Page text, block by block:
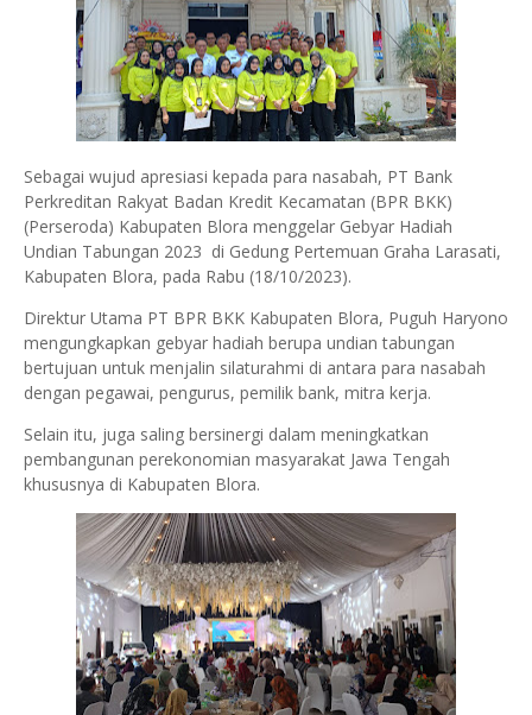
Sebagai wujud apresiasi kepada para nasabah, PT Bank
Perkreditan Rakyat Badan Kredit Kecamatan (BPR BKK)
(Perseroda) Kabupaten Blora menggelar Gebyar Hadiah
Undian Tabungan 2023 di Gedung Pertemuan Graha Larasati,
Kabupaten Blora, pada Rabu (18/10/2023).
Direktur Utama PT BPR BKK Kabupaten Blora, Puguh Haryono
mengungkapkan gebyar hadiah berupa undian tabungan
bertujuan untuk menjalin silaturahmi di antara para nasabah
dengan pegawai, pengurus, pemilik bank, mitra kerja.
Selain itu, juga saling bersinergi dalam meningkatkan
pembangunan perekonomian masyarakat Jawa Tengah
khususnya di Kabupaten Blora.